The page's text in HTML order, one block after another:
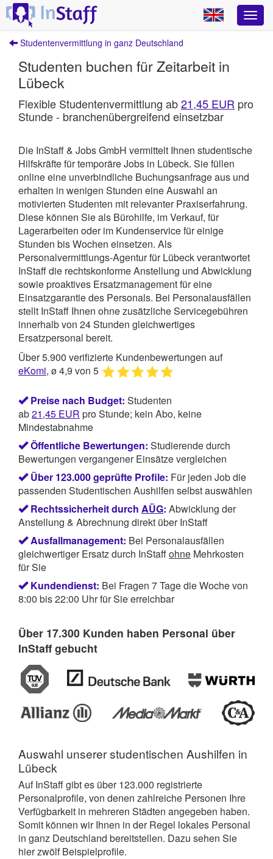
Studentenvermittlung in ganz Deutschland
Studenten buchen für Zeitarbeit in
Lübeck
Flexible Studentenvermittlung ab21,45 EUR pro
Stunde - branchenübergreifend einsetzbar
Die InStaff & Jobs GmbH vermittelt Ihnen studentische
Hilfskräfte für temporäre Jobs in Lübeck. Sie füllen
online eine unverbindliche Buchungsanfrage aus und
erhalten in wenigen Stunden eine Auswahl an
motivierten Studenten mit relevanter Praxiserfahrung.
Diese können Sie als Bürohilfe, im Verkauf, für
Lagerarbeiten oder im Kundenservice für einige
Stunden bis Wochen einsetzen. Als
Personalvermittlungs-Agentur für Lübeck verantwortet
InStaffdie rechtskonforme Anstellung und Abwicklung
sowie proaktives Ersatzmanagement für eine
Einsatzgarantie des Personals. Bei Personalausfällen
stellt InStaff Ihnen ohne zusätzliche Servicegebühren
innerhalb von 24 Stunden gleichwertiges
Ersatzpersonal bereit.
Über 5.900 verifizierte Kundenbewertungen auf
eKomi, ø 4,9 von 5
Preise nach Budget: Studenten
ab21,45 EUR pro Stunde; kein Abo, keine
Mindestabnahme
Öffentliche Bewertungen: Studierende durch
Bewertungen vergangener Einsätze vergleichen
Über 123.000 geprüfte Profile: Für jeden Job die
passenden Studentischen Aushilfen selbst auswählen
Rechtssicherheit durch AÜG: Abwicklung der
Anstellung & Abrechnung direkt über InStaff
Ausfallmanagement: Bei Personalausfällen
gleichwertiger Ersatz durch InStaffohne Mehrkosten
für Sie
Kundendienst: Bei Fragen 7 Tage die Woche von
8:00 bis 22:00 Uhr für Sie erreichbar
Über 17.300 Kunden haben Personal über
InStaff gebucht
Auswahl unsererstudentischen Aushilfen in
Lübeck
Auf InStaff gibt es über 123.000 registrierte
Personalprofile, von denen zahlreiche Personen Ihre
Verfügbarkeit in mehreren Städten angegeben haben.
Somit können wir Ihnen in der Regel lokales Personal
in ganz Deutschland bereitstellen. Dazu sehen Sie
hier zwölf Beispielprofile.